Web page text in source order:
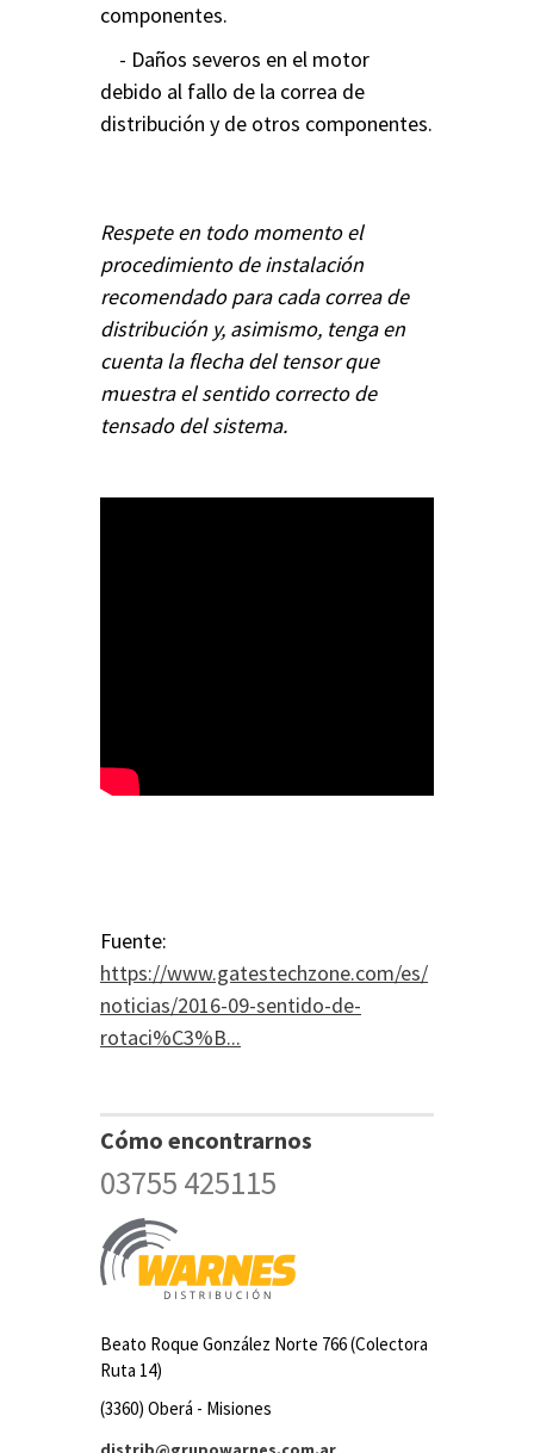
componentes.
- Daños severos en el motor
debido al fallo de la correa de
distribución y de otros componentes.
Respete en todo momento el
procedimiento de instalación
recomendado para cada correa de
distribución y, asimismo, tenga en
cuenta la flecha del tensor que
muestra el sentido correcto de
tensado del sistema.
Fuente:
https://www.gatestechzone.com/es/
noticias/2016-09-sentido-de-
rotaci%C3%B...
Cómo encontrarnos
03755 425115
Beato Roque González Norte 766 (Colectora
Ruta 14)
(3360) Oberá - Misiones